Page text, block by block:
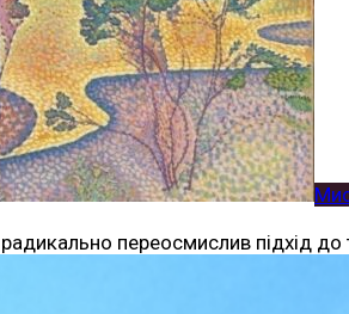
переосмислив підхід